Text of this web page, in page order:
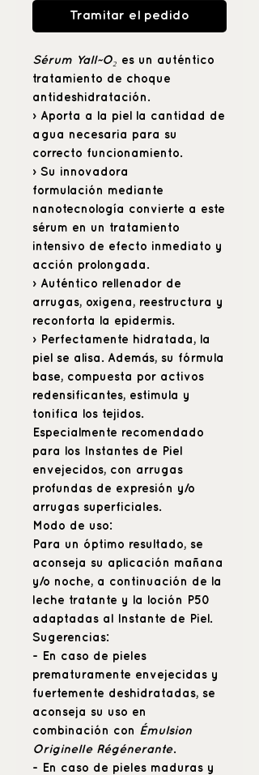
Tramitar el pedido
Sérum Yall~O₂ es un auténtico
tratamiento de choque
antideshidratación.
› Aporta a la piel la cantidad de
agua necesaria para su
correcto funcionamiento.
› Su innovadora
formulación mediante
nanotecnología convierte a este
sérum en un tratamiento
intensivo de efecto inmediato y
acción prolongada.
› Auténtico rellenador de
arrugas, oxigena, reestructura y
reconforta la epidermis.
› Perfectamente hidratada, la
piel se alisa. Además, su fórmula
base, compuesta por activos
redensificantes, estimula y
tonifica los tejidos.
Especialmente recomendado
para los Instantes de Piel
envejecidos, con arrugas
profundas de expresión y/o
arrugas superficiales.
Modo de uso:
Para un óptimo resultado, se
aconseja su aplicación mañana
y/o noche, a continuación de la
leche tratante y la loción P50
adaptadas al Instante de Piel.
Sugerencias:
- En caso de pieles
prematuramente envejecidas y
fuertemente deshidratadas, se
aconseja su uso en
combinación con Émulsion
Originelle Régénerante.
- En caso de pieles maduras y